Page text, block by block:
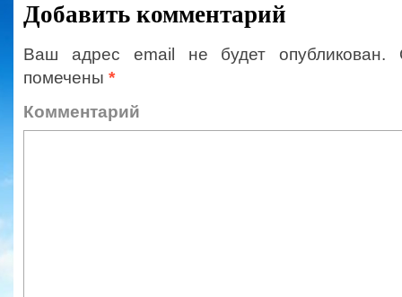
Добавить комментарий
Ваш адрес email не будет опубликован.
помечены *